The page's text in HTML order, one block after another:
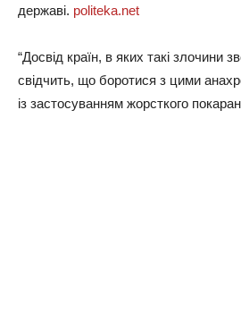
державі. politeka.net
“Досвід країн, в яких такі злочини
свідчить, що боротися з цими
із застосуванням жорсткого